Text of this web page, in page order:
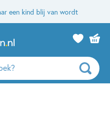
een kind blij van wordt